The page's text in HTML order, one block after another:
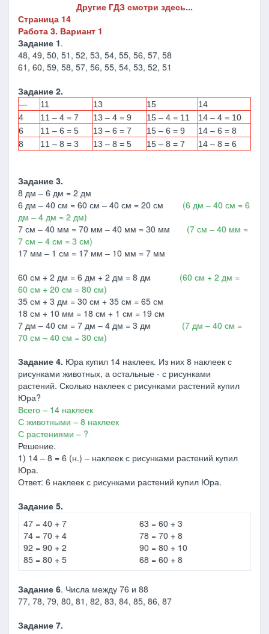
Другие ГДЗ смотри здесь...
Страница 14
Работа 3. Вариант 1
Задание 1.
48, 49, 50, 51, 52, 53, 54, 55, 56, 57, 58
61, 60, 59, 58, 57, 56, 55, 54, 53, 52, 51
Задание 2.
— 11 13 15
14
4
11 – 4 = 7 13 – 4 = 9 15 – 4 = 11
14 – 4 = 10
6
11 – 6 = 5 13 – 6 = 7 15 – 6 = 9
14 – 6 = 8
8
11 – 8 = 3 13 – 8 = 5 15 – 8 = 7 14 – 8 = 6
Задание 3.
8 дм – 6 дм = 2 дм
6 дм – 40 см = 60 см – 40 см = 20 см
(6 дм – 40 см = 6
дм – 4 дм = 2 дм)
7 см – 40 мм = 70 мм – 40 мм = 30 мм (7 см – 40 мм =
7 см – 4 см = 3 см)
17 мм – 1 см = 17 мм – 10 мм = 7 мм
60 см + 2 дм = 6 дм + 2 дм = 8 дм (60 см + 2 дм =
60 см + 20 см = 80 см)
35 см + 3 дм = 30 см + 35 см = 65 см
18 см + 10 мм = 18 см + 1 см = 19 см
7 дм – 40 см = 7 дм – 4 дм = 3 дм (7 дм – 40 см =
70 см – 40 см = 30 см)
Задание 4. Юра купил 14 наклеек. Из них 8 наклеек с
рисунками животных, а остальные - с рисунками
растений. Сколько наклеек с рисунками растений купил
Юра?
Всего – 14 наклеек
С животными – 8 наклеек
С растениями – ?
Решение.
1) 14 – 8 = 6 (н.) – наклеек с рисунками растений купил
Юра.
Ответ: 6 наклеек с рисунками растений купил Юра.
Задание 5.
47 = 40 + 7
74 = 70 + 4
92 = 90 + 2
85 = 80 + 5
63 = 60 + 3
78 = 70 + 8
90 = 80 + 10
68 = 60 + 8
Задание 6. Числа между 76 и 88
77, 78, 79, 80, 81, 82, 83, 84, 85, 86, 87
Задание 7.